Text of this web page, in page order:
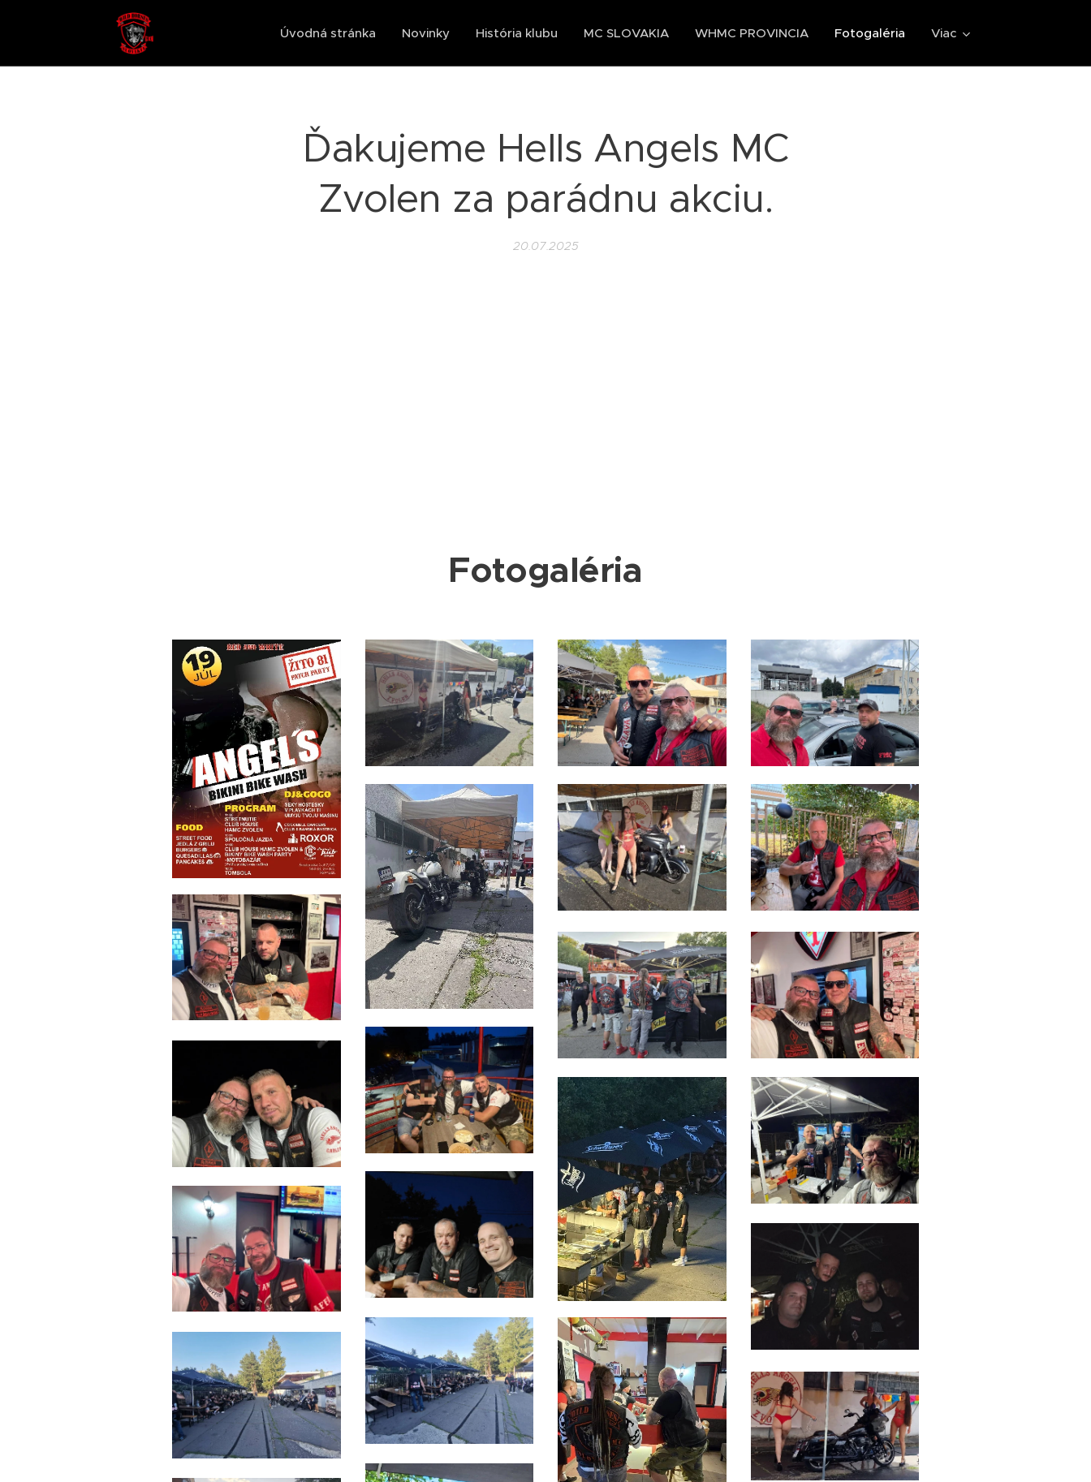
Úvodná stránka Novinky História klubu MC SLOVAKIA WHMC PROVINCIA Fotogaléria Viac
Ďakujeme Hells Angels MC
Zvolen za parádnu akciu.
20.07.2025
Fotogaléria